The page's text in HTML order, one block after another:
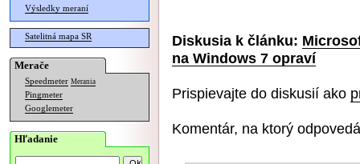
Výsledky meraní
Satelitná mapa SR
Merače
Speedmeter Merania
Pingmeter
Googlemeter
Hľadanie
Diskusia k článku:
na Windows 7 opraví
Prispievajte do diskusií ako
Komentár, na ktorý